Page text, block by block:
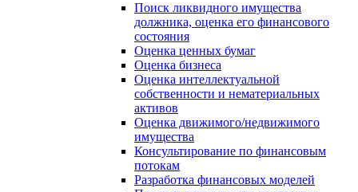
Поиск ликвидного имущества
должника, оценка его финансового
состояния
Оценка ценных бумаг
Оценка бизнеса
Оценка интеллектуальной
собственности и нематериальных
активов
Оценка движимого/недвижимого
имущества
Консультирование по финансовым
потокам
Разработка финансовых моделей